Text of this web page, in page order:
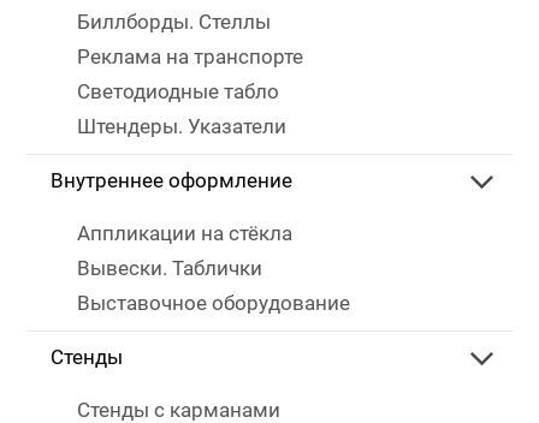
Биллборды. Стеллы
Реклама на транспорте
Светодиодные табло
Штендеры. Указатели
Внутреннее оформление
Аппликации на стёкла
Вывески. Таблички
Выставочное оборудование
Стенды
Стенды с карманами